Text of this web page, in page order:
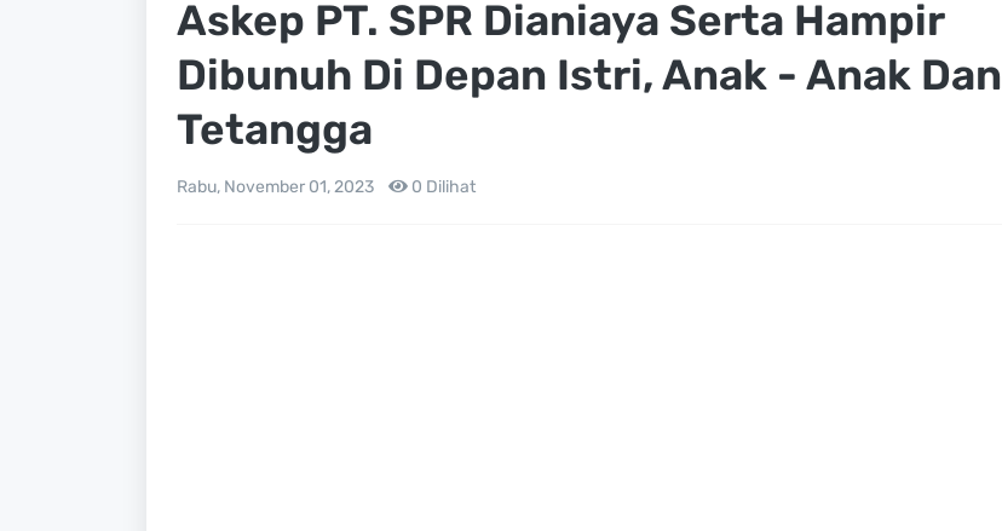
Askep PT. SPR Dianiaya Serta Hampir
Dibunuh Di Depan Istri, Anak - Anak Dan
Tetangga
Rabu, November 01, 2023 0 Dilihat